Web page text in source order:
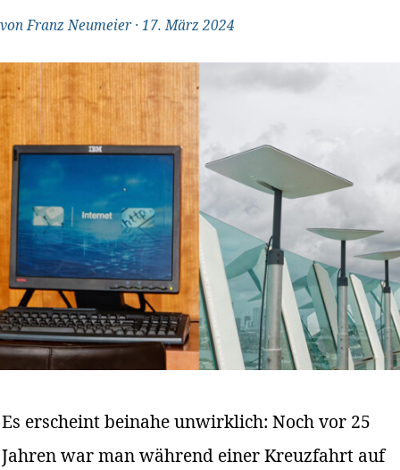
vonFranz Neumeier·17. März 2024
Es erscheint beinahe unwirklich: Noch vor 25
Jahren war man während einer Kreuzfahrt auf